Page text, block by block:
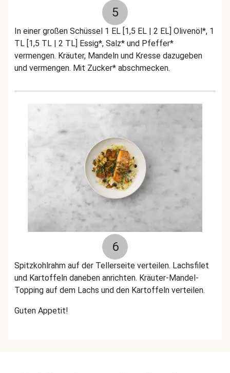
5
In einer großen Schüssel 1 EL [1,5 EL | 2 EL] Olivenöl*, 1
TL [1,5 TL | 2 TL] Essig*, Salz* und Pfeffer*
vermengen. Kräuter, Mandeln und Kresse dazugeben
und vermengen. Mit Zucker* abschmecken.
6
Spitzkohlrahm auf der Tellerseite verteilen. Lachsfilet
und Kartoffeln daneben anrichten. Kräuter-Mandel-
Topping auf dem Lachs und den Kartoffeln verteilen.
Guten Appetit!